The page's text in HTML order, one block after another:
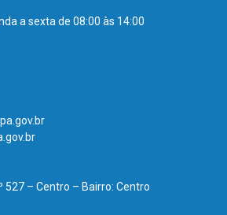
a sexta de 08:00 às 14:00
527 – Centro – Bairro: Centro